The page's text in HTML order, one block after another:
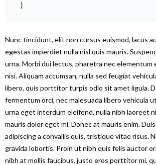
}
Nunc tincidunt, elit non cursus euismod, lacus
egestas imperdiet nulla nisl quis mauris.
urna. Morbi dui lectus, pharetra nec
nisi. Aliquam accumsan, nulla sed feugiat
libero, quis porttitor turpis odio sit amet ligula.
fermentum orci, nec malesuada libero vehicula
urna eget interdum eleifend, nulla nibh laoreet
mauris dolor eget mi. Donec at mauris enim.
adipiscing a convallis quis, tristique vitae risus.
gravida lobortis. Proin ut nibh quis felis auctor
nibh at mollis faucibus, justo eros porttitor mi,